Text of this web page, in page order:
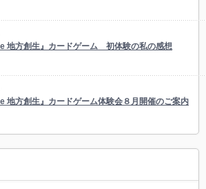
地方創生』カードゲーム 初体験の私の感想
地方創生』カードゲーム体験会８月開催のご案内